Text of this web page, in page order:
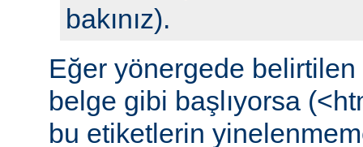
bakınız).
Eğer yönergede
belge gibi başlıyorsa
bu etiketlerin